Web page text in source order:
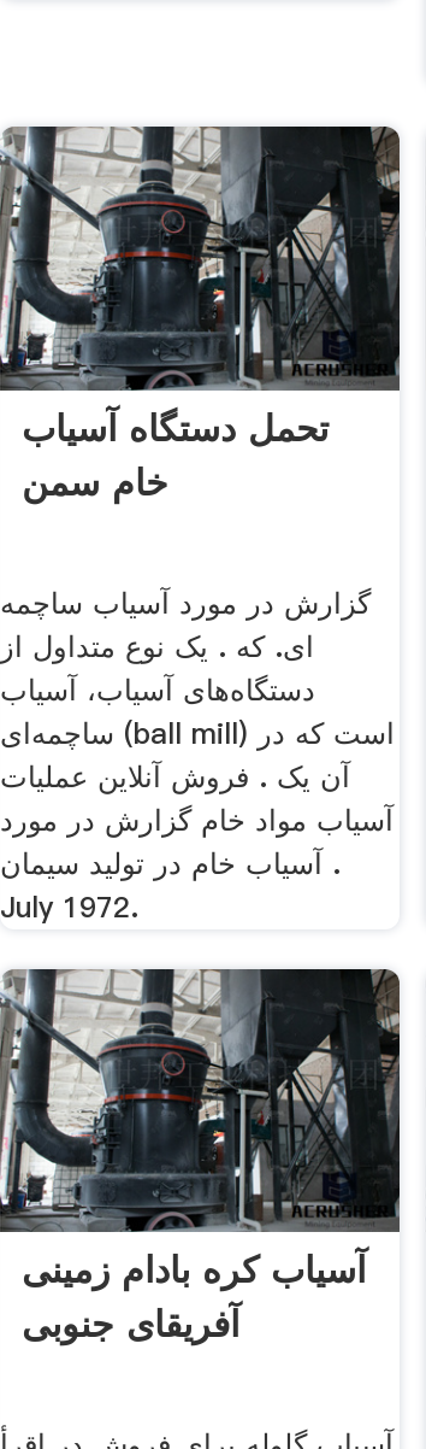
تحمل دستگاه آسیاب
خام سمن
گزارش در مورد آسیاب ساچمه
ای. که . یک نوع متداول از
دستگاه‌های آسیاب، آسیاب
ساچمه‌ای (ball mill) است که در
آن یک . فروش آنلاین عملیات
آسیاب مواد خام گزارش در مورد
آسیاب خام در تولید سیمان .
July 1972.
آسیاب کره بادام زمینی
آفریقای جنوبی